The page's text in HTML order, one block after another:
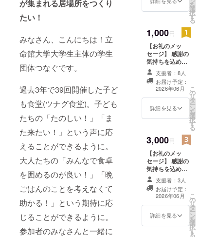
が集まれる居場所をつくり
たい！
みなさん、こんにちは！立
命館大学大学生主体の学生
団体つなぐです。
過去3年で39回開催した子ど
も食堂(ツナグ食堂)。子ども
たちの「たのしい！」「ま
た来たい！」という声に応
えることができるように。
大人たちの「みんなで食卓
を囲めるのが良い！」「晩
ごはんのことを考えなくて
助かる！」という期待に応
じることができるように。
参加者のみなさんと一緒に
を
選
択
す
る
1,000円
【お礼のメッ
セージ】 感謝の
気持ちを込め
て、お礼のメッ
セージをお送り
します。 このリ
ターンは500
円、3,000円、
5,000円のリター
支援者：8人
お届け予定：
2026年06月
詳細を見る
こ
の
リ
タ
ー
ン
を
選
択
す
る
3,000円
【お礼のメッ
セージ】 感謝の
気持ちを込め
て、お礼のメッ
セージをお送り
します。 このリ
ターンは500
円、1,000円、
5,000円のリター
支援者：3人
お届け予定：
2026年06月
詳細を見る
こ
の
リ
タ
ー
ン
を
選
択
す
る